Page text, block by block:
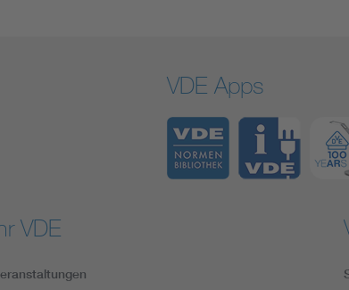
VDE Apps
VDE